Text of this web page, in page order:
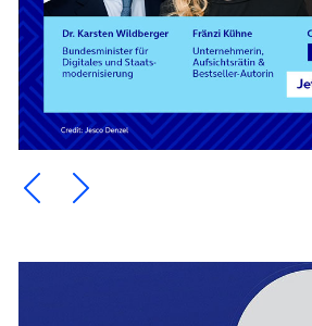
Ein Element zurück blättern
Ein Element weiter blättern